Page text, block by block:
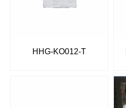
HHG-KO012-T